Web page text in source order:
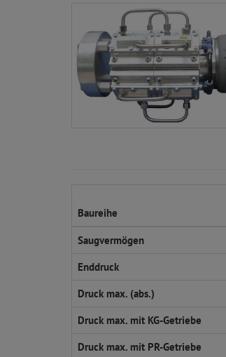
Baureihe
Saugvermögen
Enddruck
Druck max. (abs.)
Druck max. mit KG-Getriebe
Druck max. mit PR-Getriebe